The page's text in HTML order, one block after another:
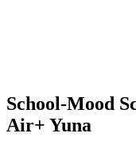
School-Mood
Air+ Yuna